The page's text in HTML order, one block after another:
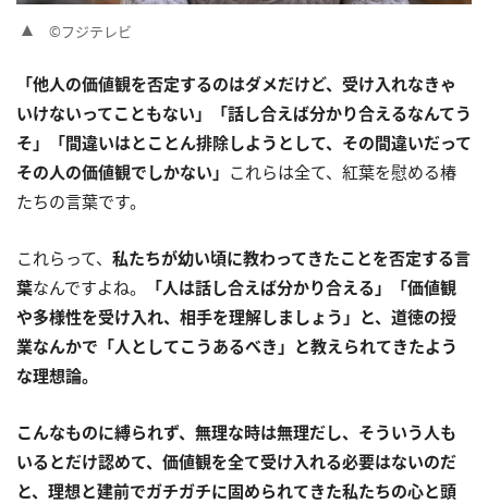
©フジテレビ
「他人の価値観を否定するのはダメだけど、受け入れなきゃ
いけないってこともない」「話し合えば分かり合えるなんてう
そ」「間違いはとことん排除しようとして、その間違いだって
その人の価値観でしかない」 これらは全て、紅葉を慰める椿
たちの言葉です。
これらって、 私たちが幼い頃に教わってきたことを否定する言
葉なんですよね。
「人は話し合えば分かり合える」「価値観
や多様性を受け入れ、相手を理解しましょう」と、道徳の授
業なんかで「人としてこうあるべき」と教えられてきたよう
な理想論。
こんなものに縛られず、無理な時は無理だし、そういう人も
いるとだけ認めて、価値観を全て受け入れる必要はないのだ
と、理想と建前でガチガチに固められてきた私たちの心と頭